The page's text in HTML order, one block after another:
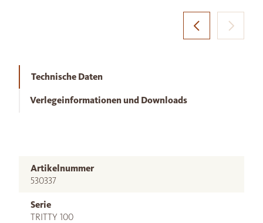
Technische Daten
Verlegeinformationen und Downloads
Artikelnummer
530337
Serie
TRITTY 100